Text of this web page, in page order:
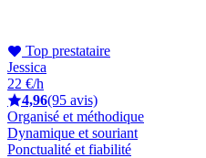
Top prestataire
Jessica
22 €/h
4,96(95 avis)
Organisé et méthodique
Dynamique et souriant
Ponctualité et fiabilité